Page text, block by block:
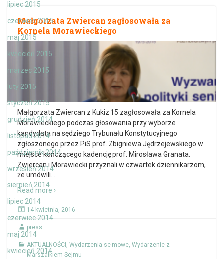
lipiec 2015
czerwiec 2015
maj 2015
kwiecień 2015
marzec 2015
luty 2015
styczeń 2015
grudzień 2014
listopad 2014
październik 2014
wrzesień 2014
sierpień 2014
lipiec 2014
czerwiec 2014
maj 2014
kwiecień 2014
Małgorzata Zwiercan zagłosowała za
Kornela Morawieckiego
Małgorzata Zwiercan z Kukiz 15 zagłosowała za Kornela
Morawieckiego podczas głosowania przy wyborze
kandydata na sędziego Trybunału Konstytucyjnego
zgłoszonego przez PiS prof. Zbigniewa Jędrzejewskiego w
miejsce kończącego kadencję prof. Mirosława Granata.
Zwiercan i Morawiecki przyznali w czwartek dziennikarzom,
że umówili
Read more ›
14 kwietnia, 2016
press
AKTUALNOŚCI , Wydarzenia sejmowe, Wydarzenie z
Marszałkiem Sejmu